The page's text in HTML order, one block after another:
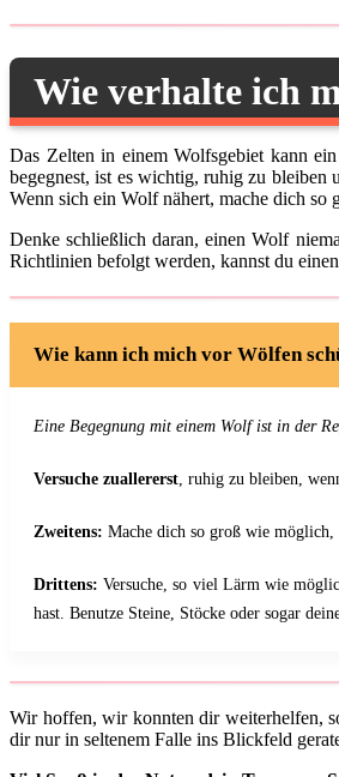
Wie verhalte ich
Das Zelten in einem Wolfsgebiet kann
begegnest, ist es wichtig, ruhig zu bleiben
Wenn sich ein Wolf nähert, mache dich
Denke schließlich daran, einen Wolf
Richtlinien befolgt werden, kannst du
Wie kann ich mich vor Wölfen
Eine Begegnung mit einem Wolf ist in der
Versuche zuallererst, ruhig zu bleiben,
Zweitens: Mache dich so groß wie möglich,
Drittens: Versuche, so viel Lärm wie
hast. Benutze Steine, Stöcke oder sogar
Wir hoffen, wir konnten dir weiterhelfen,
dir nur in seltenem Falle ins Blickfeld